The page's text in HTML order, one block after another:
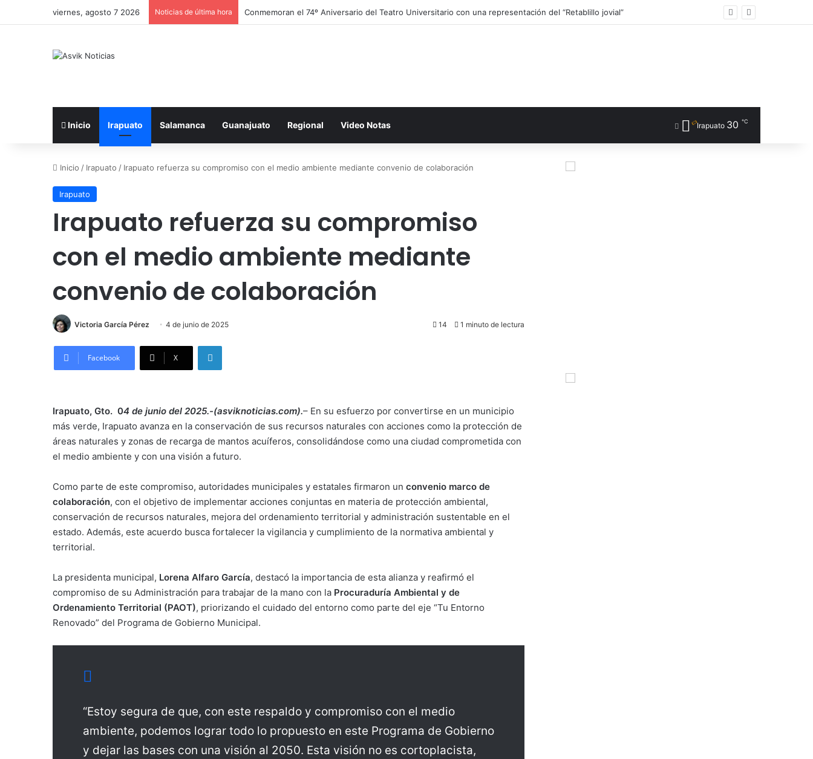
viernes, agosto 7 2026 Noticias de última hora Conmemoran el 74º Aniversario del Teatro Universitario con una representación del “Retablillo jovial”
Inicio Irapuato Salamanca Guanajuato Regional Video Notas Irapuato 30 ℃
Inicio / Irapuato / Irapuato refuerza su compromiso con el medio ambiente mediante convenio de colaboración
Irapuato
Irapuato refuerza su compromiso
con el medio ambiente mediante
convenio de colaboración
Victoria García Pérez 4 de junio de 2025 14 1 minuto de lectura
Facebook X
LinkedIn
Irapuato, Gto. 04 de junio del 2025.-(asviknoticias.com).– En su esfuerzo por convertirse en un municipio
más verde, Irapuato avanza en la conservación de sus recursos naturales con acciones como la protección de
áreas naturales y zonas de recarga de mantos acuíferos, consolidándose como una ciudad comprometida con
el medio ambiente y con una visión a futuro.
Como parte de este compromiso, autoridades municipales y estatales firmaron un convenio marco de
colaboración, con el objetivo de implementar acciones conjuntas en materia de protección ambiental,
conservación de recursos naturales, mejora del ordenamiento territorial y administración sustentable en el
estado. Además, este acuerdo busca fortalecer la vigilancia y cumplimiento de la normativa ambiental y
territorial.
La presidenta municipal, Lorena Alfaro García, destacó la importancia de esta alianza y reafirmó el
compromiso de su Administración para trabajar de la mano con la Procuraduría Ambiental y de
Ordenamiento Territorial (PAOT), priorizando el cuidado del entorno como parte del eje “Tu Entorno
Renovado” del Programa de Gobierno Municipal.
“Estoy segura de que, con este respaldo y compromiso con el medio
ambiente, podemos lograr todo lo propuesto en este Programa de Gobierno
y dejar las bases con una visión al 2050. Esta visión no es cortoplacista,